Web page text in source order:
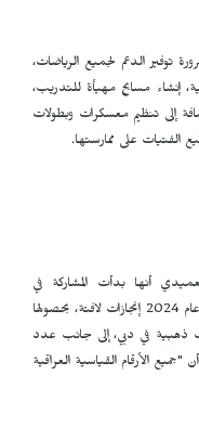
توفير الدعم لجميع الرياضات،
إنشاء مسابح مهيأة للتدريب،
إلى تنظيم معسكرات وبطولات
الفتيات على ممارستها.
أنها بدأت المشاركة في
البطولات الدولية منذ عام 2021، وحققت خلال عام 2024 إنجازات لافتة، بحصولها
ذهبية في دبي، إلى جانب عدد
الأرقام القياسية العراقية